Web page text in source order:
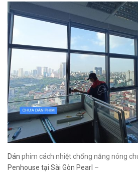
Dán phim cách nhiệt chống nắng nóng
Penhouse tại Sài Gòn Pearl –